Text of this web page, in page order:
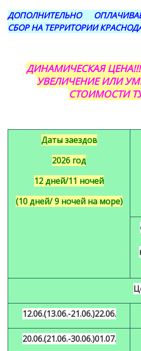
ДОПОЛНИТЕЛЬНО
СБОР НА ТЕРРИТОРИИ
ДИНАМИЧЕСКАЯ
УВЕЛИЧЕНИЕ ИЛИ
СТОИМОСТИ
Даты заездов
2026 год
12 дней/11 ночей
(10 дней/ 9 ночей на море)
12.06.(13.06.-21.06.)22.06.
20.06.(21.06.-30.06.)01.07.